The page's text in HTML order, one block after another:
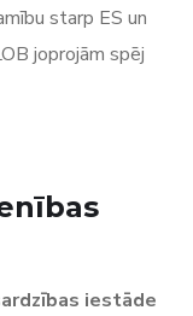
starp ES un
joprojām spēj
iestāde